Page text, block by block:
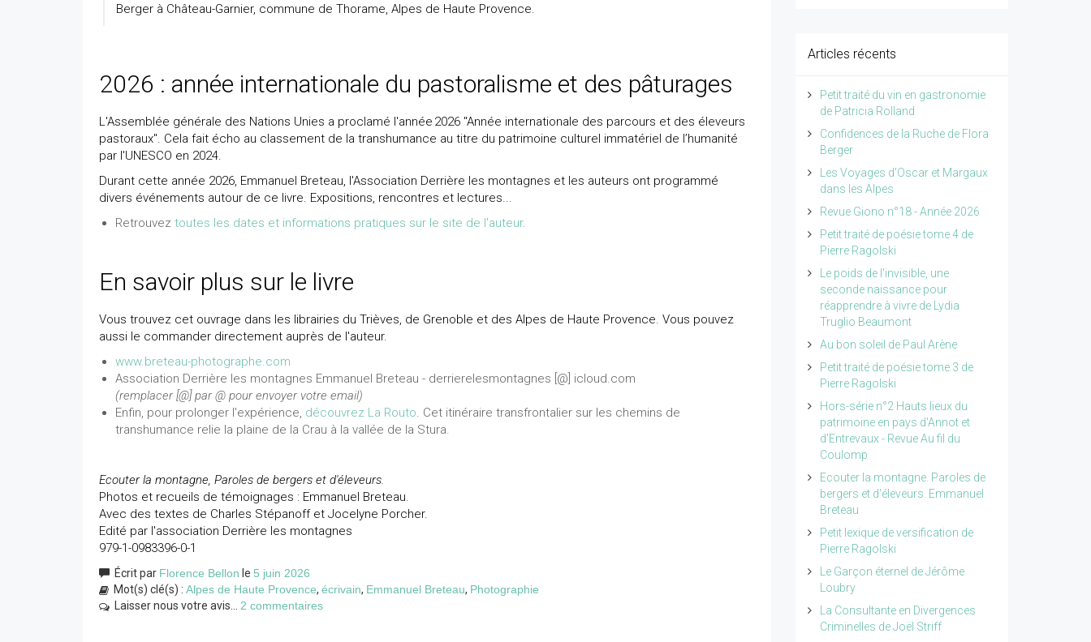
Berger à Château-Garnier, commune de Thorame, Alpes de Haute Provence.
2026 : année internationale du pastoralisme et des pâturages
L'Assemblée générale des Nations Unies a proclamé l'année 2026 "Année internationale des parcours et des éleveurs
pastoraux". Cela fait écho au classement de la transhumance au titre du patrimoine culturel immatériel de l’humanité
par l'UNESCO en 2024.
Durant cette année 2026, Emmanuel Breteau, l'Association Derrière les montagnes et les auteurs ont programmé
divers événements autour de ce livre. Expositions, rencontres et lectures...
Retrouvez toutes les dates et informations pratiques sur le site de l'auteur.
En savoir plus sur le livre
Vous trouvez cet ouvrage dans les librairies du Trièves, de Grenoble et des Alpes de Haute Provence. Vous pouvez
aussi le commander directement auprès de l'auteur.
www.breteau-photographe.com
Association Derrière les montagnes Emmanuel Breteau - derrierelesmontagnes [@] icloud.com
(remplacer [@] par @ pour envoyer votre email)
Enfin, pour prolonger l'expérience, découvrez La Routo. Cet itinéraire transfrontalier sur les chemins de
transhumance relie la plaine de la Crau à la vallée de la Stura.
Ecouter la montagne, Paroles de bergers et d'éleveurs.
Photos et recueils de témoignages : Emmanuel Breteau.
Avec des textes de Charles Stépanoff et Jocelyne Porcher.
Edité par l'association Derrière les montagnes
979-1-0983396-0-1
Écrit par Florence Bellon le 5 juin 2026
Mot(s) clé(s) : Alpes de Haute Provence, écrivain, Emmanuel Breteau, Photographie
Laisser nous votre avis... 2 commentaires
Articles récents
Petit traité du vin en gastronomie
de Patricia Rolland
Confidences de la Ruche de Flora
Berger
Les Voyages d'Oscar et Margaux
dans les Alpes
Revue Giono n°18 - Année 2026
Petit traité de poésie tome 4 de
Pierre Ragolski
Le poids de l'invisible, une
seconde naissance pour
réapprendre à vivre de Lydia
Truglio Beaumont
Au bon soleil de Paul Arène
Petit traité de poésie tome 3 de
Pierre Ragolski
Hors-série n°2 Hauts lieux du
patrimoine en pays d'Annot et
d'Entrevaux - Revue Au fil du
Coulomp
Ecouter la montagne. Paroles de
bergers et d'éleveurs. Emmanuel
Breteau
Petit lexique de versification de
Pierre Ragolski
Le Garçon éternel de Jérôme
Loubry
La Consultante en Divergences
Criminelles de Joël Striff